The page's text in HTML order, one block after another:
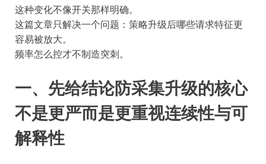
这种变化不像开关那样明确。
这篇文章只解决一个问题：策略升级后哪些请求特征更
容易被放大。
频率怎么控才不制造突刺。
一、先给结论防采集升级的核心
不是更严而是更重视连续性与可
解释性